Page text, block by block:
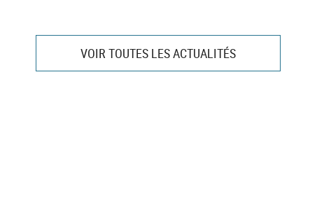
VOIR TOUTES LES ACTUALITÉS